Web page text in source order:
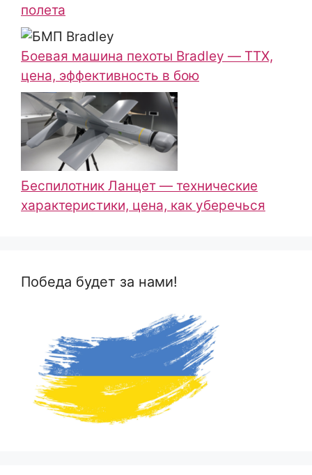
полета
Боевая машина пехоты Bradley — ТТХ,
цена, эффективность в бою
Беспилотник Ланцет — технические
характеристики, цена, как уберечься
Победа будет за нами!